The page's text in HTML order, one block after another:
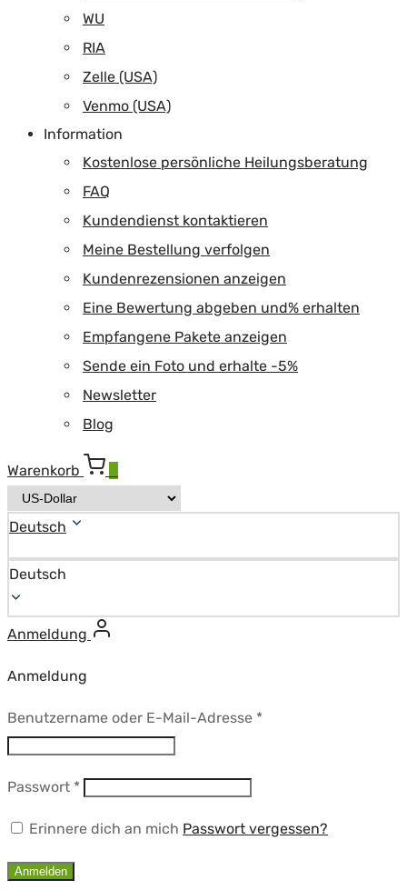
WU
RIA
Zelle (USA)
Venmo (USA)
Information
Kostenlose persönliche Heilungsberatung
FAQ
Kundendienst kontaktieren
Meine Bestellung verfolgen
Kundenrezensionen anzeigen
Eine Bewertung abgeben und% erhalten
Empfangene Pakete anzeigen
Sende ein Foto und erhalte -5%
Newsletter
Blog
Warenkorb
Deutsch
Deutsch
Anmeldung
Anmeldung
Benutzername oder E-Mail-Adresse *Erforderlich
Passwort *Erforderlich
Erinnere dich an mich Passwort vergessen?
Anmelden